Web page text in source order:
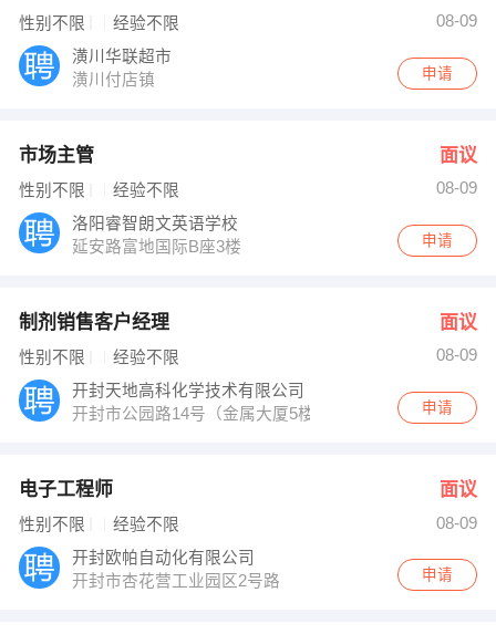
性别不限 经验不限
08-09
潢川华联超市
潢川付店镇
申请
市场主管 面议
性别不限 经验不限
08-09
洛阳睿智朗文英语学校
延安路富地国际B座3楼
申请
制剂销售客户经理 面议
性别不限 经验不限
08-09
开封天地高科化学技术有限公司
开封市公园路14号（金属大厦5楼）
申请
电子工程师 面议
性别不限 经验不限
08-09
开封欧帕自动化有限公司
开封市杏花营工业园区2号路
申请